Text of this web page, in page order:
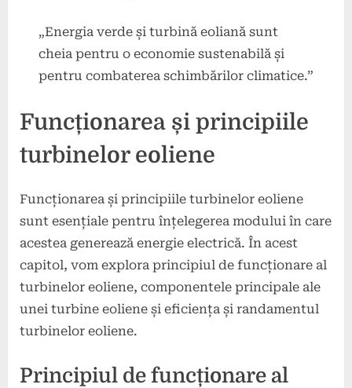
„Energia verde și turbină eoliană sunt
cheia pentru o economie sustenabilă și
pentru combaterea schimbărilor climatice.”
Funcționarea și principiile
turbinelor eoliene
Funcționarea și principiile turbinelor eoliene
sunt esențiale pentru înțelegerea modului în care
acestea generează energie electrică. În acest
capitol, vom explora principiul de funcționare al
turbinelor eoliene, componentele principale ale
unei turbine eoliene și eficiența și randamentul
turbinelor eoliene.
Principiul de funcționare al